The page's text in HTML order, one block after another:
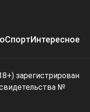
СпортИнтересное
зарегистрирован
№